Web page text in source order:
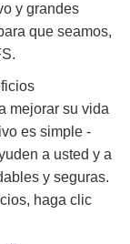
y grandes
que seamos,
mejorar su vida
es simple -
a usted y a
y seguras.
haga clic